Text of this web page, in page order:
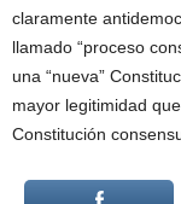
claramente
llamado “proceso
una “nueva”
mayor legitimidad
Constitución